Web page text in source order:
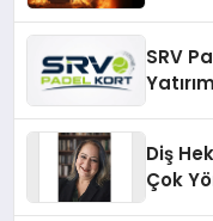
SRV
Diş
Çok